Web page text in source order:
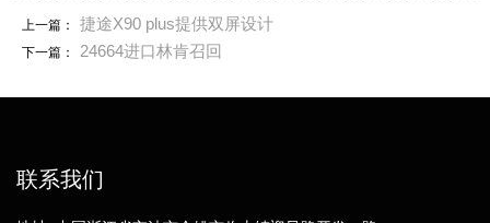
上一篇： 捷途X90 plus提供双屏设计
下一篇： 24664进口林肯召回
联系我们